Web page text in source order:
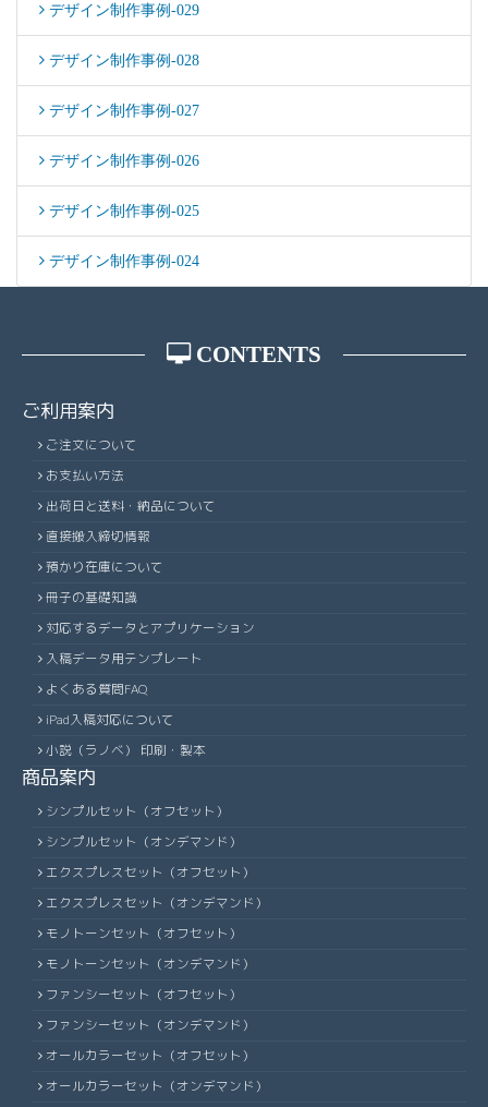
デザイン制作事例-029
デザイン制作事例-028
デザイン制作事例-027
デザイン制作事例-026
デザイン制作事例-025
デザイン制作事例-024
CONTENTS
ご利用案内
ご注文について
お支払い方法
出荷日と送料・納品について
直接搬入締切情報
預かり在庫について
冊子の基礎知識
対応するデータとアプリケーション
入稿データ用テンプレート
よくある質問FAQ
iPad入稿対応について
小説（ラノベ） 印刷・製本
商品案内
シンプルセット（オフセット）
シンプルセット（オンデマンド）
エクスプレスセット（オフセット）
エクスプレスセット（オンデマンド）
モノトーンセット（オフセット）
モノトーンセット（オンデマンド）
ファンシーセット（オフセット）
ファンシーセット（オンデマンド）
オールカラーセット（オフセット）
オールカラーセット（オンデマンド）